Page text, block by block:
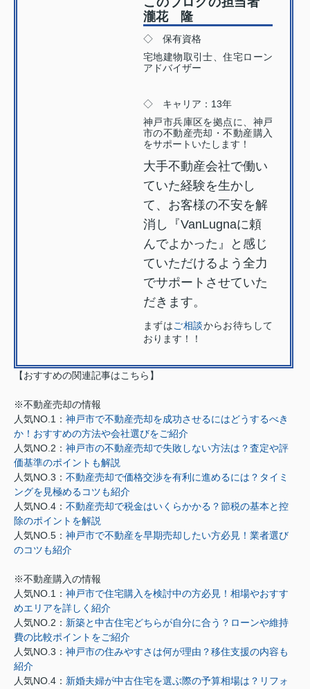
瀧花 隆
◇ 保有資格
宅地建物取引士、住宅ローン
アドバイザー
◇ キャリア：13年
神戸市兵庫区を拠点に、神戸
市の不動産売却・不動産購入
をサポートいたします！
大手不動産会社で働い
ていた経験を生かし
て、お客様の不安を解
消し『VanLugnaに頼
んでよかった』と感じ
ていただけるよう全力
でサポートさせていた
だきます。
まずはご相談からお待ちして
おります！！
【おすすめの関連記事はこちら】
※不動産売却の情報
人気NO.1： 神戸市で不動産売却を成功させるにはどうするべき
か！おすすめの方法や会社選びをご紹介
人気NO.2： 神戸市の不動産売却で失敗しない方法は？査定や評
価基準のポイントも解説
人気NO.3： 不動産売却で価格交渉を有利に進めるには？タイミ
ングを見極めるコツも紹介
人気NO.4： 不動産売却で税金はいくらかかる？節税の基本と控
除のポイントを解説
人気NO.5： 神戸市で不動産を早期売却したい方必見！業者選び
のコツも紹介
※不動産購入の情報
人気NO.1： 神戸市で住宅購入を検討中の方必見！相場やおすす
めエリアを詳しく紹介
人気NO.2： 新築と中古住宅どちらが自分に合う？ローンや維持
費の比較ポイントをご紹介
人気NO.3： 神戸市の住みやすさは何が理由？移住支援の内容も
紹介
人気NO.4： 新婚夫婦が中古住宅を選ぶ際の予算相場は？リフォ